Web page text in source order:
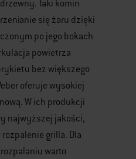
Taki komin
się żaru dzięki
po jego bokach
powietrza
bez większego
oferuje wysokiej
W ich produkcji
najwyższej jakości,
grilla. Dla
warto